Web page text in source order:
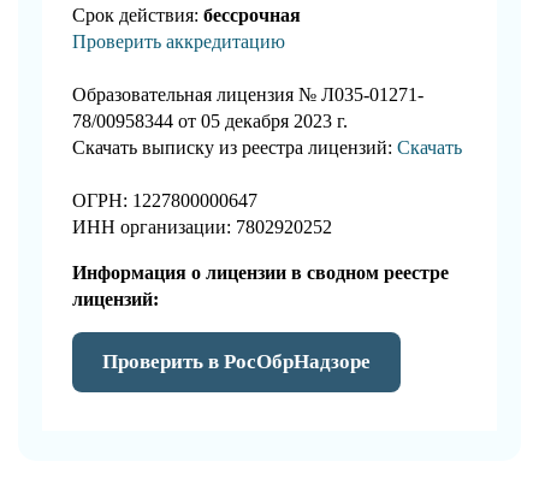
Срок действия: бессрочная
Проверить аккредитацию
Образовательная лицензия № Л035-01271-
78/00958344 от 05 декабря 2023 г.
Скачать выписку из реестра лицензий: Скачать
ОГРН: 1227800000647
ИНН организации: 7802920252
Информация о лицензии в сводном реестре
лицензий:
Проверить в РосОбрНадзоре